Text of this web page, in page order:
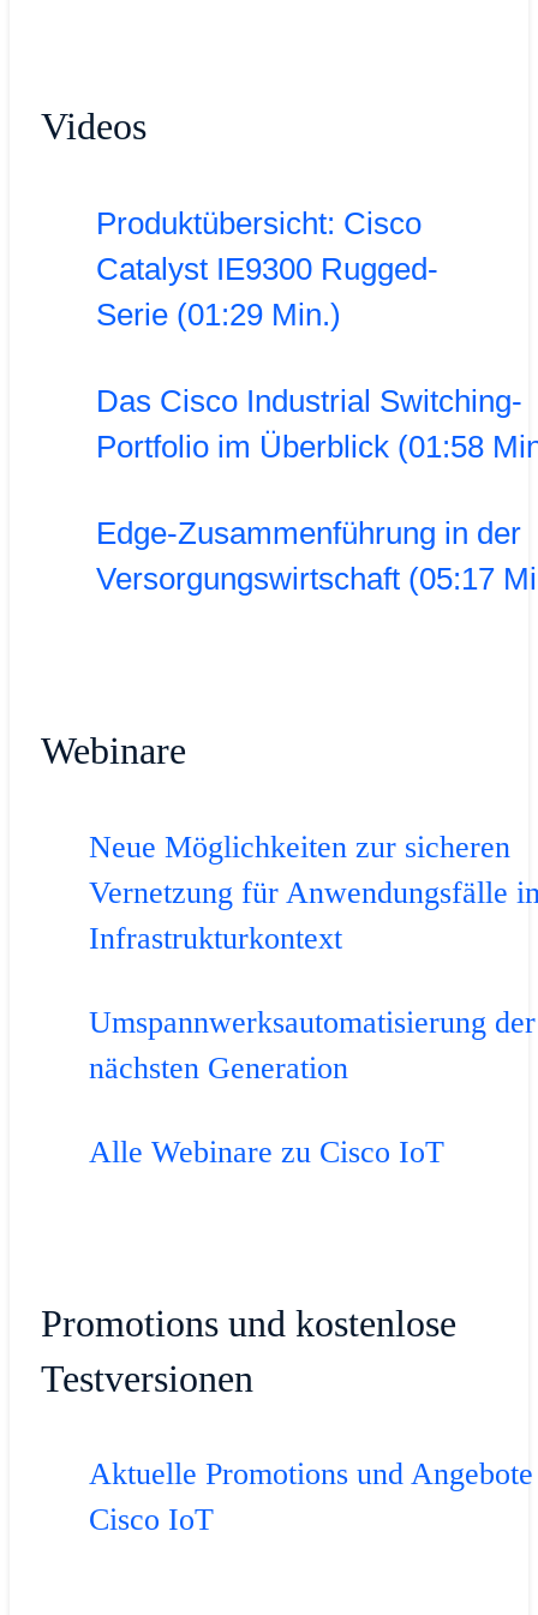
Videos
Produktübersicht: Cisco
Catalyst IE9300 Rugged-
Serie (01:29 Min.)
Das Cisco Industrial Switching-
Portfolio im Überblick (01:58
Edge-Zusammenführung in der
Versorgungswirtschaft (05:17
Webinare
Neue Möglichkeiten zur sicheren
Vernetzung für Anwendungsfälle
Infrastrukturkontext
Umspannwerksautomatisierung der
nächsten Generation
Alle Webinare zu Cisco IoT
Promotions und kostenlose
Testversionen
Aktuelle Promotions und
Cisco IoT